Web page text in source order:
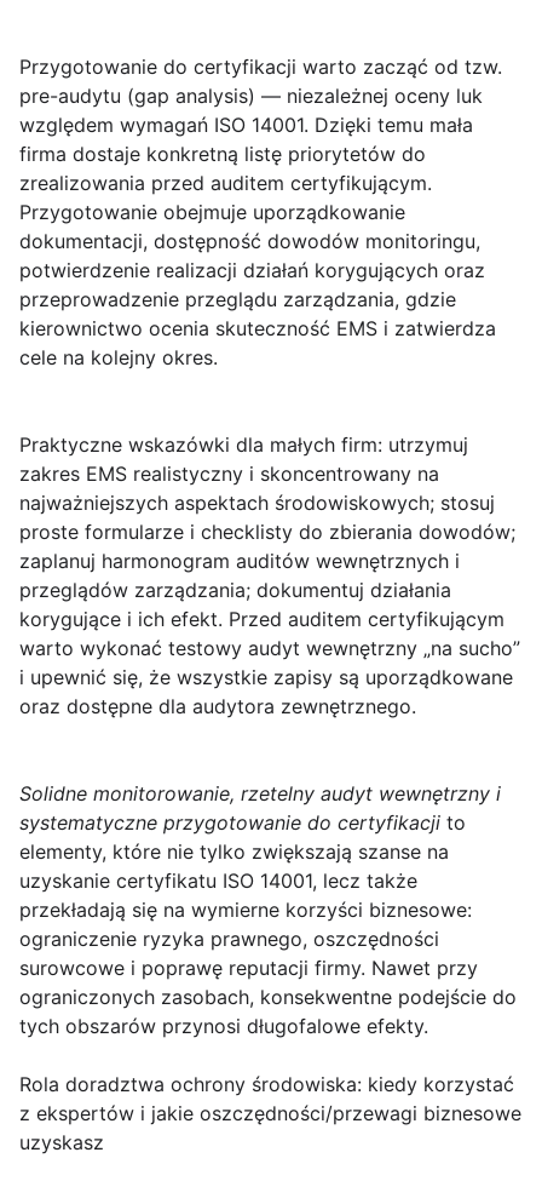
Przygotowanie do certyfikacji warto zacząć od tzw.
pre-audytu (gap analysis) — niezależnej oceny luk
względem wymagań ISO 14001. Dzięki temu mała
firma dostaje konkretną listę priorytetów do
zrealizowania przed auditem certyfikującym.
Przygotowanie obejmuje uporządkowanie
dokumentacji, dostępność dowodów monitoringu,
potwierdzenie realizacji działań korygujących oraz
przeprowadzenie przeglądu zarządzania, gdzie
kierownictwo ocenia skuteczność EMS i zatwierdza
cele na kolejny okres.
Praktyczne wskazówki dla małych firm: utrzymuj
zakres EMS realistyczny i skoncentrowany na
najważniejszych aspektach środowiskowych; stosuj
proste formularze i checklisty do zbierania dowodów;
zaplanuj harmonogram auditów wewnętrznych i
przeglądów zarządzania; dokumentuj działania
korygujące i ich efekt. Przed auditem certyfikującym
warto wykonać testowy audyt wewnętrzny „na sucho”
i upewnić się, że wszystkie zapisy są uporządkowane
oraz dostępne dla audytora zewnętrznego.
Solidne monitorowanie, rzetelny audyt wewnętrzny i
systematyczne przygotowanie do certyfikacji to
elementy, które nie tylko zwiększają szanse na
uzyskanie certyfikatu ISO 14001, lecz także
przekładają się na wymierne korzyści biznesowe:
ograniczenie ryzyka prawnego, oszczędności
surowcowe i poprawę reputacji firmy. Nawet przy
ograniczonych zasobach, konsekwentne podejście do
tych obszarów przynosi długofalowe efekty.
Rola doradztwa ochrony środowiska: kiedy korzystać
z ekspertów i jakie oszczędności/przewagi biznesowe
uzyskasz